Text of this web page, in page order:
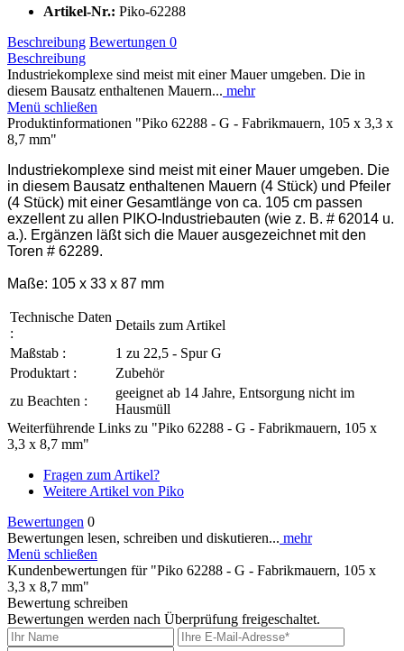
Artikel-Nr.: Piko-62288
Beschreibung Bewertungen 0
Beschreibung
Industriekomplexe sind meist mit einer Mauer umgeben. Die in
diesem Bausatz enthaltenen Mauern... mehr
Menü schließen
Produktinformationen "Piko 62288 - G - Fabrikmauern, 105 x 3,3 x
8,7 mm"
Industriekomplexe sind meist mit einer Mauer umgeben. Die
in diesem Bausatz enthaltenen Mauern (4 Stück) und Pfeiler
(4 Stück) mit einer Gesamtlänge von ca. 105 cm passen
exzellent zu allen PIKO-Industriebauten (wie z. B. # 62014 u.
a.). Ergänzen läßt sich die Mauer ausgezeichnet mit den
Toren # 62289.
Maße: 105 x 33 x 87 mm
Technische Daten
:
Details zum Artikel
Maßstab :
1 zu 22,5 - Spur G
Produktart :
Zubehör
zu Beachten :
geeignet ab 14 Jahre, Entsorgung nicht im
Hausmüll
Weiterführende Links zu "Piko 62288 - G - Fabrikmauern, 105 x
3,3 x 8,7 mm"
Fragen zum Artikel?
Weitere Artikel von Piko
Bewertungen 0
Bewertungen lesen, schreiben und diskutieren... mehr
Menü schließen
Kundenbewertungen für "Piko 62288 - G - Fabrikmauern, 105 x
3,3 x 8,7 mm"
Bewertung schreiben
Bewertungen werden nach Überprüfung freigeschaltet.